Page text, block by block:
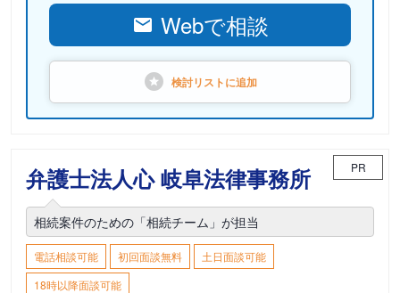
Webで相談
検討リストに追加
弁護士法人心 岐阜法律事務所 PR
相続案件のための「相続チーム」が担当
電話相談可能 初回面談無料
土日面談可能
18時以降面談可能